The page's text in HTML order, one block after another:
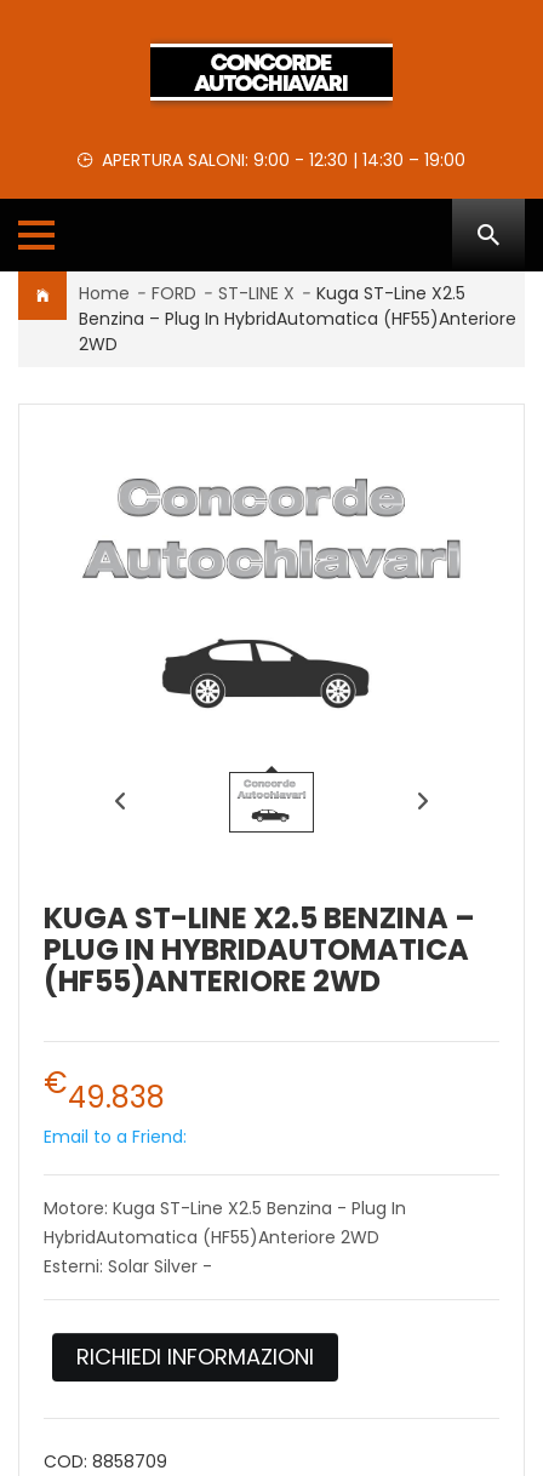
APERTURA SALONI: 9:00 - 12:30 | 14:30 – 19:00
Home - FORD - ST-LINE X - Kuga ST-Line X2.5
Benzina – Plug In HybridAutomatica (HF55)Anteriore
2WD
KUGA ST-LINE X2.5 BENZINA –
PLUG IN HYBRIDAUTOMATICA
(HF55)ANTERIORE 2WD
€49.838
Email to a Friend:
Motore: Kuga ST-Line X2.5 Benzina - Plug In
HybridAutomatica (HF55)Anteriore 2WD
Esterni: Solar Silver -
RICHIEDI INFORMAZIONI
COD: 8858709